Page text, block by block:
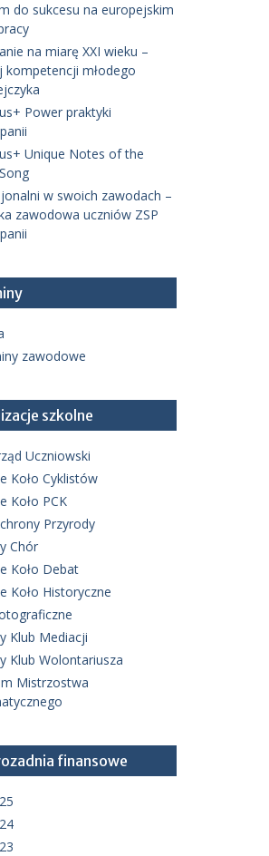
do sukcesu na europejskim
na miarę XXI wieku –
kompetencji młodego
Power praktyki
Unique Notes of the
w swoich zawodach –
zawodowa uczniów ZSP
zawodowe
szkolne
Uczniowski
Koło Cyklistów
Koło PCK
Przyrody
Chór
Koło Debat
Koło Historyczne
Klub Mediacji
Klub Wolontariusza
Mistrzostwa
finansowe